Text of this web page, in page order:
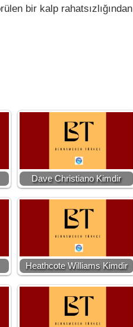
bir kalp rahatsızlığından
Dave Christiano Kimdir
Heathcote Williams Kimdir